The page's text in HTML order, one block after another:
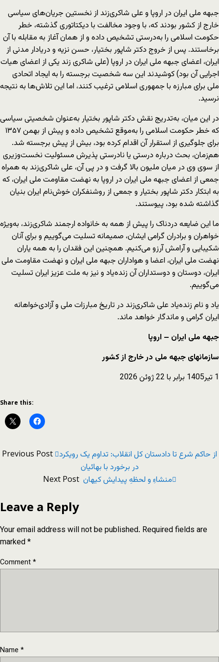
جبهه ملی ایران در اروپا و علی شاکری‌زند از نخستین جریان‌های سیاسی
خارج از کشور بودند که، با وجود مخالفت با دیکتاتوری گذشته، خطر
حکومت اسلامی را به‌درستی تشخیص داده و از همان آغاز به مقابله با آن
برخاستند. پس از خروج دکتر شاپور بختیار، حسن نزیه و دریادار مدنی از
ایران، اعضای جبهه ملی ایران در اروپا (علی شاکری زند یکی از اعضای هیات
اجرایی آن بود) کوشیدند این سه شخصیت برجسته را به ایجاد اتحادی
ملی برای مبارزه با جمهوری اسلامی ترغیب کنند، اما این تلاش‌ها به نتیجه
نرسید.
در این میان، به‌تدریج نقش دکتر شاپور بختیار به‌عنوان شخصیتی سیاسی
که خطر حکومت اسلامی را به‌موقع تشخیص داده و پیش از بهمن ۱۳۵۷
برای جلوگیری از استقرار آن اقدام کرده بود، بیش از پیش برجسته شد.
هم‌زمان، بحث درباره درستی یا نادرستی پذیرش مسئولیت نخست‌وزیری
از سوی وی در میان ملیون بالا گرفت و در پی آن، علی شاکری‌زند به همراه
جمعی از اعضای جبهه ملی ایران در اروپا به نهضت مقاومت ملی ایران، که
به ابتکار دکتر شاپور بختیار و جمعی از روشنفکران خوش‌نام ایران بنیان
گذاشته شده بود، پیوستند.
ما این ضایعه دردناک را پیش از همه به خانواده ارجمند شاکری‌زند، به‌ویژه
خواهران و برادران گرامی ایشان، صمیمانه تسلیت می‌گوییم و برای آنان
شکیبایی و آرامش آرزو می‌کنیم. همچنین این فقدان را به همه یاران
نهضت ملی ایران، اعضا و هواداران جبهه ملی ایران و نهضت مقاومت ملی
ایران، دوستان و دوستداران آن زنده‌یاد و نیز به ملت عزیز ایران تسلیت
می‌گوییم.
یاد و نام زنده‌یاد علی شاکری‌زند در تاریخ مبارزات ملی و آزادی‌خواهانه
ایران گرامی و ماندگار خواهد ماند.
جبهه ملی ایران – اروپا
سازمانهای جبهه ملی در خارج از کشور
1 تیر1405 برابر با 22 ژوئن 2026
Share this:
Previous Post از حاکم شرع تا دادستان کل انقلاب: تداوم یک رویکرد
در برخورد با بهائیان
Next Post منشاءِ و لحظهِ پیدایش کیهان
Leave a Reply
Your email address will not be published. Required fields are
marked*
Comment*
Name *